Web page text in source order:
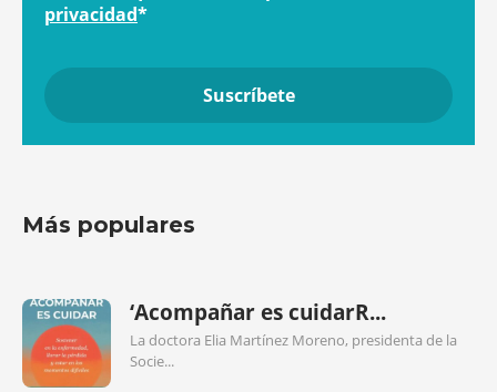
privacidad*
Más populares
‘Acompañar es cuidarR...
La doctora Elia Martínez Moreno, presidenta de la
Socie...